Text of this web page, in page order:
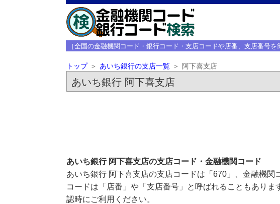
［全国の金融機関コード・銀行コード・支店コードや店番、支店番号を
トップ あいち銀行の支店一覧 阿下喜支店
あいち銀行 阿下喜支店
あいち銀行 阿下喜支店の支店コード・金融機関コード
あいち銀行 阿下喜支店の支店コードは「670」、金融機
コードは「店番」や「支店番号」と呼ばれることもあり
認時にご利用ください。